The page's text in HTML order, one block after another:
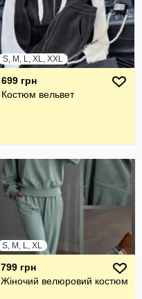
S, M, L, XL, XXL
699 грн
Костюм вельвет
S, M, L, XL
799 грн
Жіночий велюровий костюм